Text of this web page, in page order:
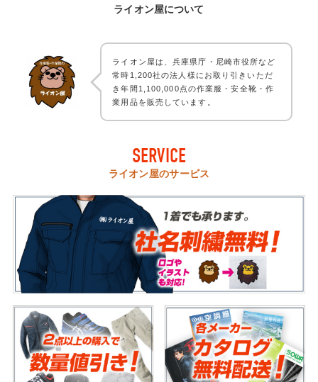
ライオン屋について
ライオン屋は、兵庫県庁・尼崎市役所など
常時1,200社の法人様にお取り引きいただ
き年間1,100,000点の作業服・安全靴・作
業用品を販売しています。
SERVICE
ライオン屋のサービス